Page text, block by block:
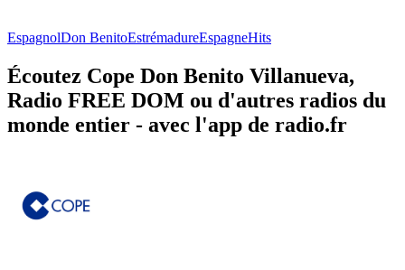
EspagnolDon BenitoEstrémadureEspagneHits
Écoutez Cope Don Benito Villanueva,
Radio FREE DOM ou d'autres radios du
monde entier - avec l'app de radio.fr